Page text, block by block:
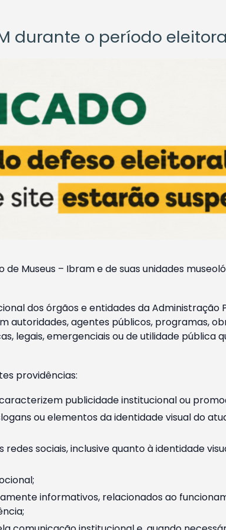
durante o período
Museus – Ibram e de suas unidades
dos órgãos e entidades da Administração
agentes públicos, programas,
legais, emergenciais ou de utilidade pública
providências:
publicidade institucional ou
ou elementos da identidade visual do
sociais, inclusive quanto à identidade
informativos, relacionados ao